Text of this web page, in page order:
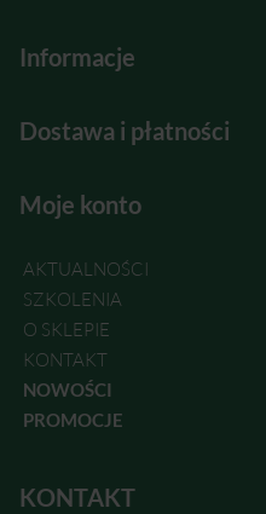
Informacje
Dostawa i płatności
Moje konto
AKTUALNOŚCI
SZKOLENIA
O SKLEPIE
KONTAKT
NOWOŚCI
PROMOCJE
KONTAKT